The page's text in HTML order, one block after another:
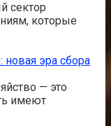
сектор
которые
новая эра сбора
— это
имеют